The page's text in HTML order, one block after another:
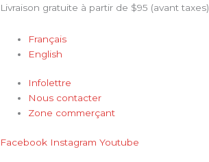
Aller
contenu
Livraison gratuite à partir de $95 (avant taxes).
Français
English
Infolettre
Nous contacter
Zone commerçant
Facebook Instagram Youtube
quantité
Lolly-
love
Ware
Le
initial
était :
Le